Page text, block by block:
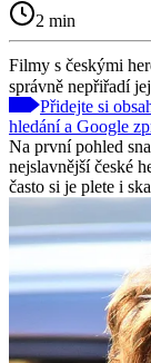
2 min
Filmy s českými
správně nepřiřadí
Přidejte si
hledání a Google
Na první pohled
nejslavnější české
často si je plete i